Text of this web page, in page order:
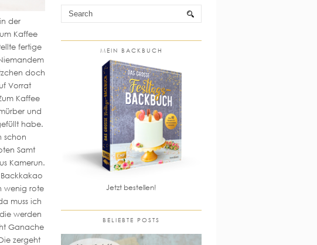
der
Kaffee
fertige
doch
Vorrat
Kaffee
und
habe.
schon
Samt
Kamerun.
wenig rote
muss ich
werden
Ganache
zergeht
MEIN BACKBUCH
Jetzt bestellen!
BELIEBTE POSTS